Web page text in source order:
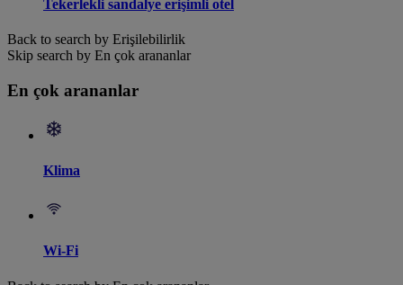
Tekerlekli sandalye erişimli otel
Back to search by Erişilebilirlik
Skip search by En çok arananlar
En çok arananlar
Klima
Wi-Fi